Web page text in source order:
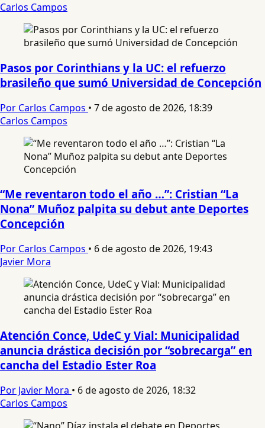
Carlos Campos
Pasos por Corinthians y la UC: el refuerzo
brasileño que sumó Universidad de Concepción
Por Carlos Campos • 7 de agosto de 2026, 18:39
Carlos Campos
“Me reventaron todo el año …”: Cristian “La
Nona” Muñoz palpita su debut ante Deportes
Concepción
Por Carlos Campos • 6 de agosto de 2026, 19:43
Javier Mora
Atención Conce, UdeC y Vial: Municipalidad
anuncia drástica decisión por “sobrecarga” en
cancha del Estadio Ester Roa
Por Javier Mora • 6 de agosto de 2026, 18:32
Carlos Campos